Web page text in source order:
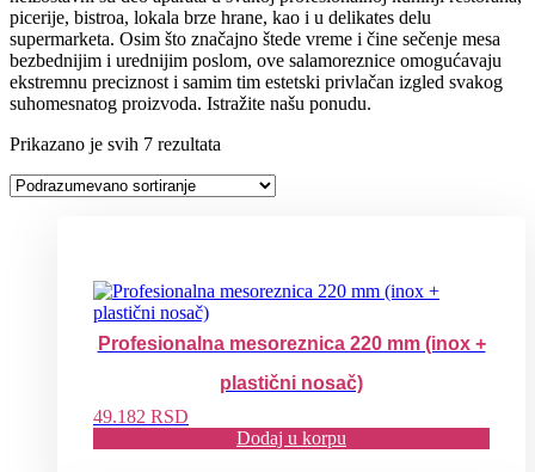
picerije, bistroa, lokala brze hrane, kao i u delikates delu
supermarketa. Osim što značajno štede vreme i čine sečenje mesa
bezbednijim i urednijim poslom, ove salamoreznice omogućavaju
ekstremnu preciznost i samim tim estetski privlačan izgled svakog
suhomesnatog proizvoda. Istražite našu ponudu.
Prikazano je svih 7 rezultata
Profesionalna mesoreznica 220 mm (inox +
plastični nosač)
49.182 RSD
Dodaj u korpu